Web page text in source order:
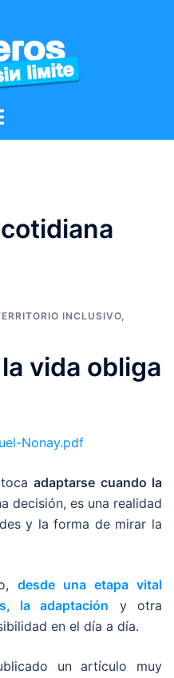
INCLUSIVO,
vida obliga
Nonay.pdf
adaptarse cuando la
decisión, es una realidad
y la forma de mirar la
desde una etapa vital
la adaptación y otra
en el día a día.
un artículo muy